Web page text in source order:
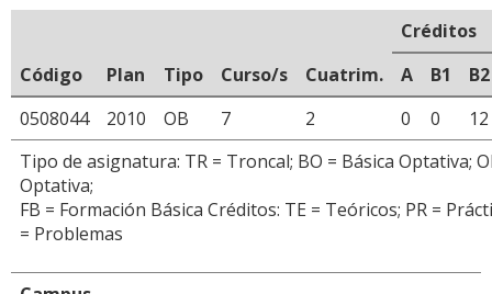
Código Plan Tipo Curso/s Cuatrim.
Créditos
A
B1 B2
Tipo de asignatura: TR = Troncal; BO = Básica Optativa;
Optativa;
FB = Formación Básica Créditos: TE = Teóricos; PR =
= Problemas
0508044 2010 OB 7 2 0 0 12